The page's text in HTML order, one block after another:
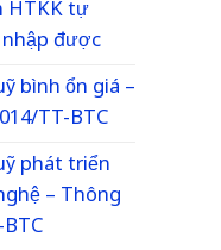
HTKK tự
được
bình ổn giá –
TT-BTC
phát triển
– Thông